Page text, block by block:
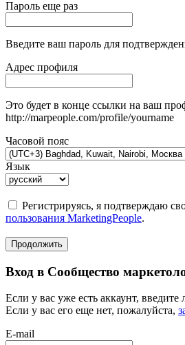
Пароль еще раз
Введите ваш пароль для
Адрес профиля
Это будет в конце ссылки на ваш
http://marpeople.com/profile/yourname
Часовой пояс
Язык
Регистрируясь, я подтверждаю
пользования MarketingPeople.
Продолжить
Вход в Сообщество
Если у вас уже есть аккаунт,
Если у вас его еще нет, пожалуйста,
E-mail